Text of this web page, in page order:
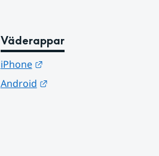
Väderappar
iPhone
Länk till annan webbplats.
Android
Länk till annan webbplats.